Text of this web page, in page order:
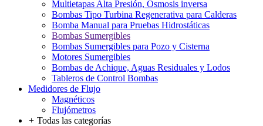
Multietapas Alta Presión, Ósmosis inversa
Bombas Tipo Turbina Regenerativa para Calderas
Bomba Manual para Pruebas Hidrostáticas
Bombas Sumergibles
Bombas Sumergibles para Pozo y Cisterna
Motores Sumergibles
Bombas de Achique, Aguas Residuales y Lodos
Tableros de Control Bombas
Medidores de Flujo
Magnéticos
Flujómetros
+ Todas las categorías